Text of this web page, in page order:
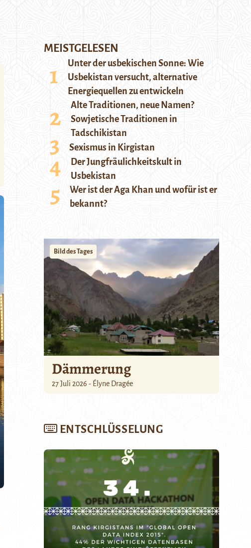
MEISTGELESEN
Unter der usbekischen Sonne: Wie
Usbekistan versucht, alternative
Energiequellen zu entwickeln
Alte Traditionen, neue Namen?
Sowjetische Traditionen in
Tadschikistan
Sexismus in Kirgistan
Der Jungfräulichkeitskult in
Usbekistan
Wer ist der Aga Khan und wofür ist er
bekannt?
Bild des Tages
Dämmerung
27 Juli 2026 - Élyne Dragée
ENTSCHLÜSSELUNG